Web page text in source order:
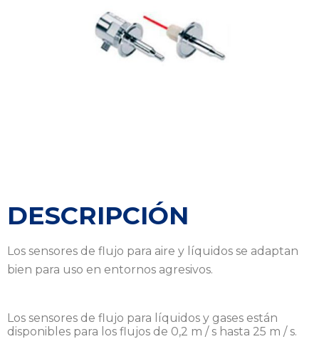
DESCRIPCIÓN
Los sensores de flujo para aire y líquidos se adaptan
bien para uso en entornos agresivos.
Los sensores de flujo para líquidos y gases están
disponibles para los flujos de 0,2 m / s hasta 25 m / s.